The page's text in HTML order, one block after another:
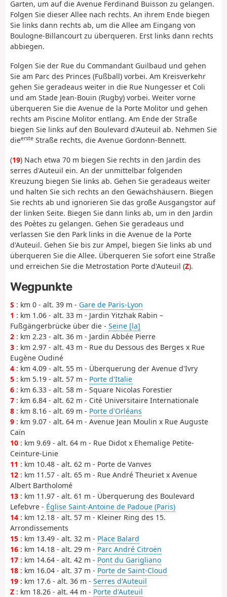
Garten, um auf die Avenue Ferdinand Buisson zu gelangen.
Folgen Sie dieser Allee nach rechts. An ihrem Ende biegen
Sie links dann rechts ab, um die Allee am Eingang von
Boulogne-Billancourt zu überqueren. Erst links dann rechts
abbiegen.
Folgen Sie der Rue du Commandant Guilbaud und gehen
Sie am Parc des Princes (Fußball) vorbei. Am Kreisverkehr
gehen Sie geradeaus weiter in die Rue Nungesser et Coli
und am Stade Jean-Bouin (Rugby) vorbei. Weiter vorne
überqueren Sie die Avenue de la Porte Molitor und gehen
rechts am Piscine Molitor entlang. Am Ende der Straße
biegen Sie links auf den Boulevard d'Auteuil ab. Nehmen Sie
dieerste Straße rechts, die Avenue Gordonn-Bennett.
(19) Nach etwa 70 m biegen Sie rechts in den Jardin des
serres d'Auteuil ein. An der unmittelbar folgenden
Kreuzung biegen Sie links ab. Gehen Sie geradeaus weiter
und halten Sie sich rechts an den Gewächshäusern. Biegen
Sie rechts ab und ignorieren Sie das große Ausgangstor auf
der linken Seite. Biegen Sie dann links ab, um in den Jardin
des Poètes zu gelangen. Gehen Sie geradeaus und
verlassen Sie den Park links in die Avenue de la Porte
d'Auteuil. Gehen Sie bis zur Ampel, biegen Sie links ab und
überqueren Sie die Allee. Überqueren Sie sofort eine Straße
und erreichen Sie die Metrostation Porte d'Auteuil (Z).
Wegpunkte
S : km 0 - alt. 39 m - Gare de Paris-Lyon
1 : km 1.06 - alt. 33 m - Jardin Yitzhak Rabin –
Fußgängerbrücke über die - Seine [la]
2 : km 2.23 - alt. 36 m - Jardin Abbée Pierre
3 : km 2.97 - alt. 43 m - Rue du Dessous des Berges x Rue
Eugène Oudiné
4 : km 4.09 - alt. 55 m - Überquerung der Avenue d'Ivry
5 : km 5.19 - alt. 57 m - Porte d'Italie
6 : km 6.33 - alt. 58 m - Square Nicolas Forestier
7 : km 6.84 - alt. 62 m - Cité Universitaire Internationale
8 : km 8.16 - alt. 69 m - Porte d'Orléans
9 : km 9.07 - alt. 64 m - Avenue Jean Moulin x Rue Auguste
Caïn
10 : km 9.69 - alt. 64 m - Rue Didot x Ehemalige Petite-
Ceinture-Linie
11 : km 10.48 - alt. 62 m - Porte de Vanves
12 : km 11.57 - alt. 65 m - Rue André Theuriet x Avenue
Albert Bartholomé
13 : km 11.97 - alt. 61 m - Überquerung des Boulevard
Lefebvre - Église Saint-Antoine de Padoue (Paris)
14 : km 12.18 - alt. 57 m - Kleiner Ring des 15.
Arrondissements
15 : km 13.49 - alt. 32 m - Place Balard
16 : km 14.18 - alt. 29 m - Parc André Citroën
17 : km 14.64 - alt. 42 m - Pont du Garigliano
18 : km 16.04 - alt. 37 m - Porte de Saint-Cloud
19 : km 17.6 - alt. 36 m - Serres d'Auteuil
Z : km 18.26 - alt. 44 m - Porte d'Auteuil